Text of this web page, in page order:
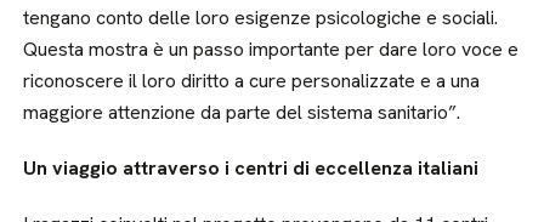
tengano conto delle loro esigenze psicologiche e sociali.
Questa mostra è un passo importante per dare loro voce e
riconoscere il loro diritto a cure personalizzate e a una
maggiore attenzione da parte del sistema sanitario”.
Un viaggio attraverso i centri di eccellenza italiani